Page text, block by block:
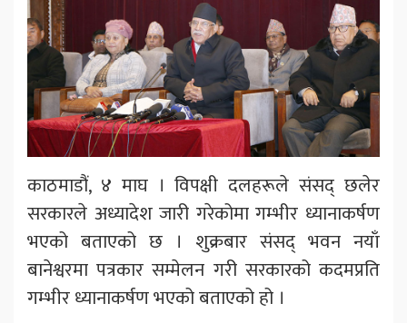
काठमाडौं, ४ माघ । विपक्षी दलहरूले संसद् छलेर
सरकारले अध्यादेश जारी गरेकोमा गम्भीर ध्यानाकर्षण
भएको बताएको छ । शुक्रबार संसद् भवन नयाँ
बानेश्वरमा पत्रकार सम्मेलन गरी सरकारको कदमप्रति
गम्भीर ध्यानाकर्षण भएको बताएको हो ।